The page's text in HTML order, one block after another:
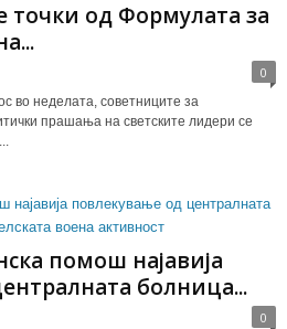
точки од Формулата за
0
во неделата, советниците за
прашања на светските лидери се
помош најавија
болница...
0